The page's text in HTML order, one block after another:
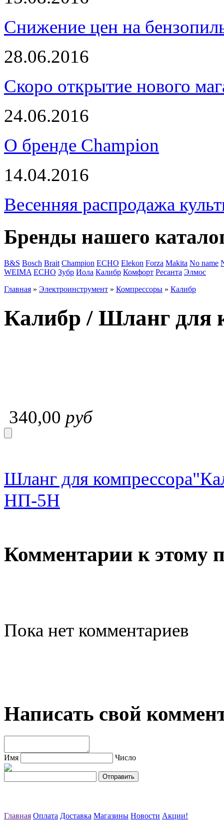
Снижение цен на
28.06.2016
Скоро открытие нового
24.06.2016
О бренде Champion
14.04.2016
Весенняя распродажа
Бренды нашего
B&S Bosch Brait Champion ECHO Elekon Forza Makita No name
WEIMA ЕСНО Зубр Иола Калибр Комфорт Ресанта Элмос
Главная » Электроинструмент » Компрессоры » Калибр
Калибр / Шланг для
340,00 руб
Шланг для
НП-5Н
Комментарии к этому
Пока нет комментариев
Написать свой
Имя Число
Главная Оплата Доставка Магазины Новости Акции!